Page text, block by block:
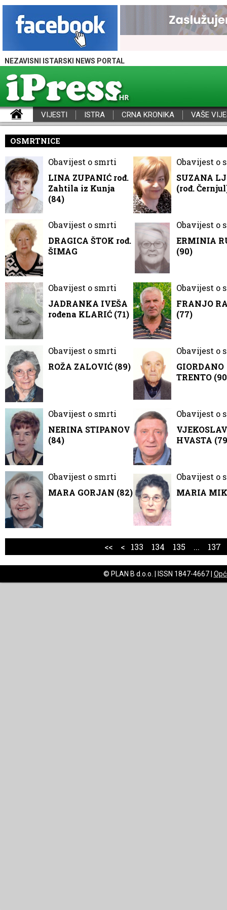
NEZAVISNI ISTARSKI NEWS PORTAL
VIJESTI ISTRA CRNA KRONIKA VAŠE
OSMRTNICE
Obavijest o smrti
LINA ZUPANIĆ rođ.
Zahtila iz Kunja
(84)
Obavijest o
SUZANA
(rođ.
Obavijest o smrti
DRAGICA ŠTOK rođ.
ŠIMAG
Obavijest o
ERMINIA
(90)
Obavijest o smrti
JADRANKA IVEŠA
rođena KLARIĆ (71)
Obavijest o
FRANJO
(77)
Obavijest o smrti
ROŽA ZALOVIĆ (89)
Obavijest o
GIORDANO
TRENTO
Obavijest o smrti
NERINA STIPANOV
(84)
Obavijest o
HVASTA
Obavijest o smrti
MARA GORJAN (82)
Obavijest o
MARIA
<< < 133 134 135 ... 137
© PLAN B d.o.o. | ISSN 1847-4667 |